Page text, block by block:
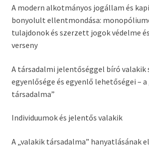
A modern alkotmányos jogállam és
bonyolult ellentmondása:
tulajdonok és szerzett jogok védelme
verseny
A társadalmi jelentőséggel bíró valakik
egyenlősége és egyenlő lehetőségei – a
társadalma”
Individuumok és jelentős valakik
A „valakik társadalma” hanyatlásának